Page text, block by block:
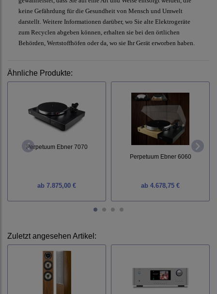
keine Gefährdung für die Gesundheit von Mensch und Umwelt
darstellt. Weitere Informationen darüber, wo Sie alte Elektrogeräte
zum Recyclen abgeben können, erhalten sie bei den örtlichen
Behörden, Wertstoffhöfen oder da, wo sie Ihr Gerät erworben haben.
Ähnliche Produkte:
Perpetuum Ebner 7070
ab 7.875,00 €
Perpetuum Ebner 6060
ab 4.678,75 €
Zuletzt angesehen Artikel: